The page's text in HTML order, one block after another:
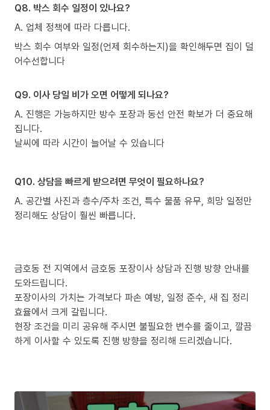
Q8. 박스 회수 일정이 있나요?
A. 업체 정책에 따라 다릅니다.
박스 회수 여부와 일정(언제 회수하는지)을 확인해두면 집이 덜
어수선합니다
Q9. 이사 당일 비가 오면 어떻게 되나요?
A. 진행은 가능하지만 방수 포장과 동선 안전 확보가 더 중요해
집니다.
날씨에 따라 시간이 늘어날 수 있습니다
Q10. 상담을 빠르게 받으려면 무엇이 필요하나요?
A. 공간별 사진과 층수/주차 조건, 특수 물품 유무, 희망 일정만
정리해도 상담이 훨씬 빠릅니다.
금호동 전 지역에서 금호동 포장이사 상담과 진행 방향 안내를
도와드립니다.
포장이사의 가치는 가격보다 파손 예방, 일정 준수, 새 집 정리
효율에서 크게 갈립니다.
현장 조건을 미리 공유해 주시면 불필요한 변수를 줄이고, 깔끔
하게 이사할 수 있도록 진행 방향을 정리해 드리겠습니다.